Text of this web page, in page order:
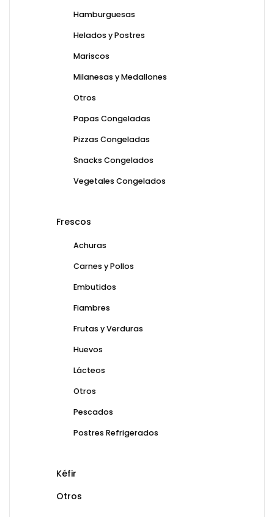
Hamburguesas
Helados y Postres
Mariscos
Milanesas y Medallones
Otros
Papas Congeladas
Pizzas Congeladas
Snacks Congelados
Vegetales Congelados
Frescos
Achuras
Carnes y Pollos
Embutidos
Fiambres
Frutas y Verduras
Huevos
Lácteos
Otros
Pescados
Postres Refrigerados
Kéfir
Otros